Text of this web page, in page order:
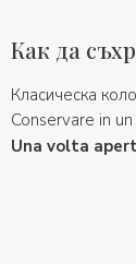
Как да
Класическа
Conservare in
Una volta